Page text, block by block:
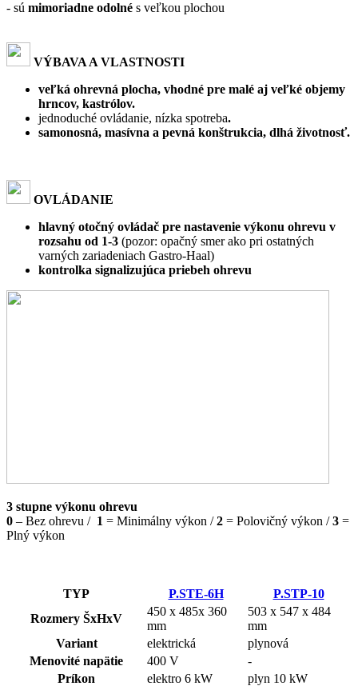
- sú mimoriadne odolné s veľkou plochou
VÝBAVA A VLASTNOSTI
veľká ohrevná plocha, vhodné pre malé aj veľké objemy
hrncov, kastrólov.
jednoduché ovládanie, nízka spotreba.
samonosná, masívna a pevná konštrukcia, dlhá životnosť.
OVLÁDANIE
hlavný otočný ovládač pre nastavenie výkonu ohrevu v
rozsahu od 1-3 (pozor: opačný smer ako pri ostatných
varných zariadeniach Gastro-Haal)
kontrolka signalizujúca priebeh ohrevu
3 stupne výkonu ohrevu
0 – Bez ohrevu / 1 = Minimálny výkon /2 = Polovičný výkon /3 =
Plný výkon
TYP P.STE-6H
P.STP-10
Rozmery ŠxHxV
450 x 485x 360
mm
503 x 547 x 484
mm
Variant
elektrická
plynová
Menovité napätie
400 V
-
Príkon
elektro 6 kW
plyn 10 kW